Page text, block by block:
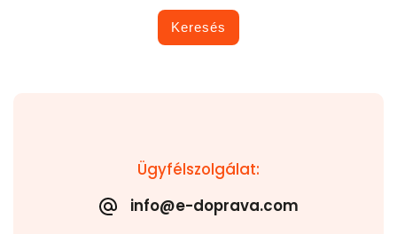
Ügyfélszolgálat:
info@e-doprava.com
Keresés